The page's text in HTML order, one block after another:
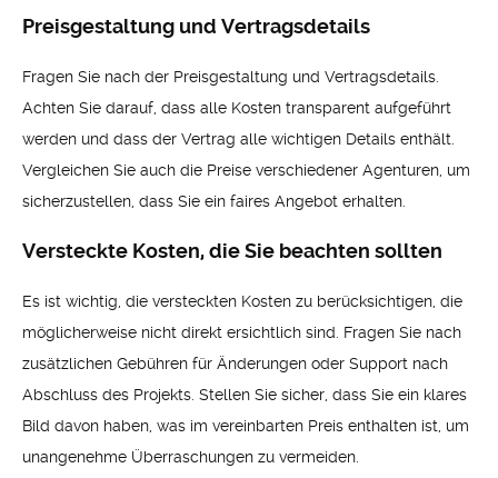
Preisgestaltung und Vertragsdetails
Fragen Sie nach der Preisgestaltung und Vertragsdetails.
Achten Sie darauf, dass alle Kosten transparent aufgeführt
werden und dass der Vertrag alle wichtigen Details enthält.
Vergleichen Sie auch die Preise verschiedener Agenturen, um
sicherzustellen, dass Sie ein faires Angebot erhalten.
Versteckte Kosten, die Sie beachten sollten
Es ist wichtig, die versteckten Kosten zu berücksichtigen, die
möglicherweise nicht direkt ersichtlich sind. Fragen Sie nach
zusätzlichen Gebühren für Änderungen oder Support nach
Abschluss des Projekts. Stellen Sie sicher, dass Sie ein klares
Bild davon haben, was im vereinbarten Preis enthalten ist, um
unangenehme Überraschungen zu vermeiden.